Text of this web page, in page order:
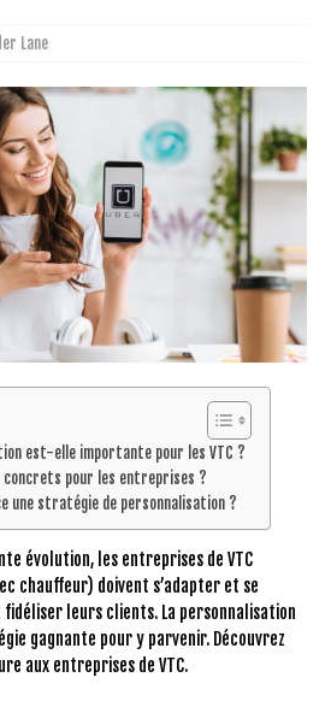
Lane
est-elle importante pour les VTC ?
concrets pour les entreprises ?
une stratégie de personnalisation ?
évolution, les entreprises de VTC
chauffeur) doivent s’adapter et se
leurs clients. La personnalisation
gagnante pour y parvenir. Découvrez
aux entreprises de VTC.